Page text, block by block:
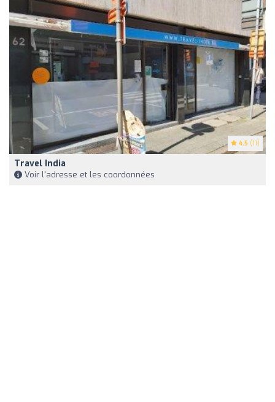
4.5 (11)
Travel India
Voir l'adresse et les coordonnées